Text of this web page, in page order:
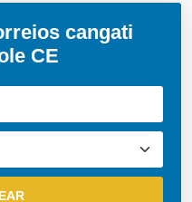
cangati
CE